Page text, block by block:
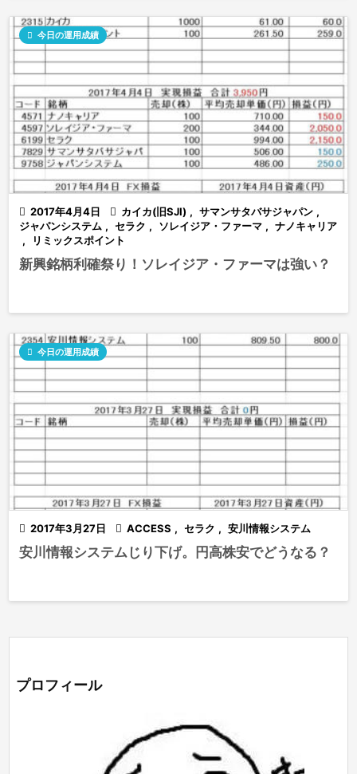
 2017年4月4日
 今日の運用成績
 カイカ(旧SJI) , サマンサタバサジャパン ,
ジャパンシステム , セラク , ソレイジア・ファーマ , ナノキャリア
,
リミックスポイント
新興銘柄利確祭り！ソレイジア・ファーマは強い？
 2017年3月27日
 今日の運用成績
 ACCESS , セラク , 安川情報システム
安川情報システムじり下げ。円高株安でどうなる？
プロフィール